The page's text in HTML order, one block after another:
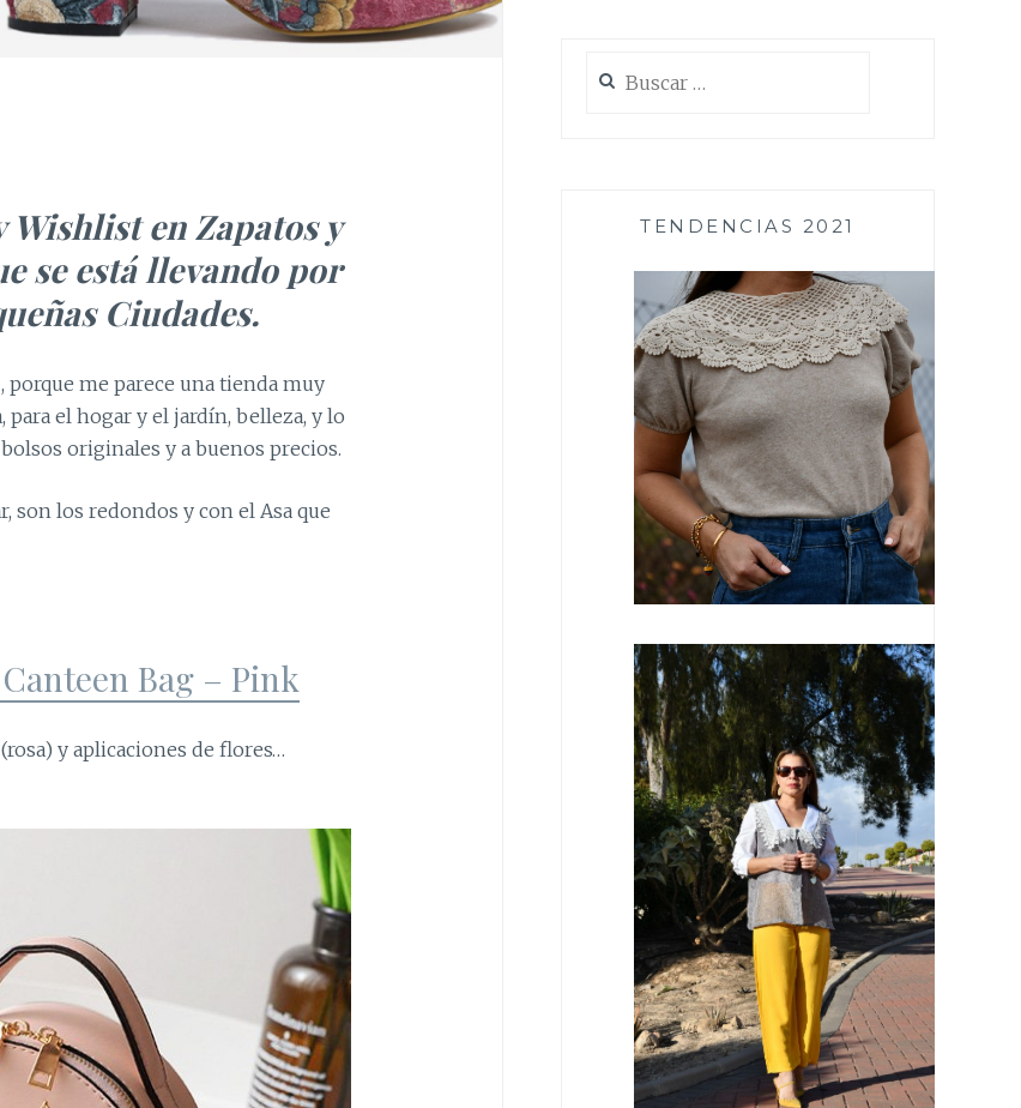
en Zapatos y
se está llevando por
ñas Ciudades.
, porque me parece una tienda muy
el hogar y el jardín, belleza, y lo
originales y a buenos precios.
son los redondos y con el Asa que
Bag – Pink
y aplicaciones de flores…
TENDENCIAS 2021